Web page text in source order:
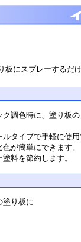
板にスプレーするだ
ク調色時に、塗り板
ルタイプで手軽に使
が簡単にできます。
塗料を節約します。
塗り板に